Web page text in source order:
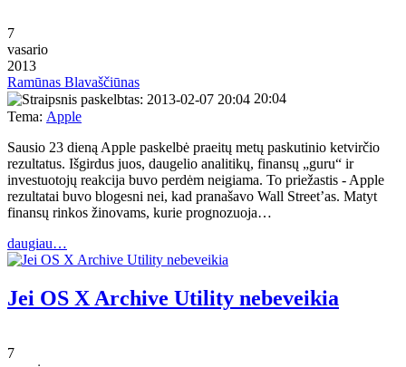
7
vasario
2013
Ramūnas Blavaščiūnas
20:04
Tema: Apple
Sausio 23 dieną Apple paskelbė praeitų metų paskutinio ketvirčio
rezultatus. Išgirdus juos, daugelio analitikų, finansų „guru“ ir
investuotojų reakcija buvo perdėm neigiama. To priežastis - Apple
rezultatai buvo blogesni nei, kad pranašavo Wall Street’as. Matyt
finansų rinkos žinovams, kurie prognozuoja…
daugiau…
Jei OS X Archive Utility nebeveikia
7